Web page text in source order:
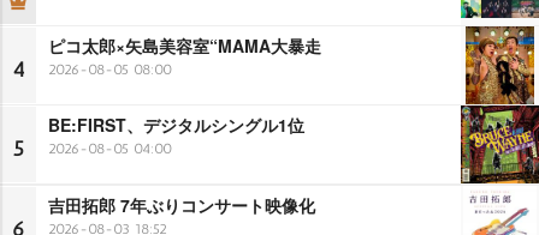
4
ピコ太郎×矢島美容室“MAMA大暴走
2026-08-05 08:00
5
BE:FIRST、デジタルシングル1位
2026-08-05 04:00
6
吉田拓郎 7年ぶりコンサート映像化
2026-08-03 18:52